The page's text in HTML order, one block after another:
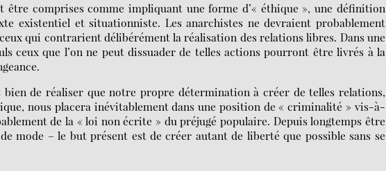
être comprises comme impliquant une forme d’« éthique », une définition
existentiel et situationniste. Les anarchistes ne devraient probablement
qui contrarient délibérément la réalisation des relations libres. Dans une
ceux que l’on ne peut dissuader de telles actions pourront être livrés à la
bien de réaliser que notre propre détermination à créer de telles relations,
nous placera inévitablement dans une position de « criminalité » vis-à-
de la « loi non écrite » du préjugé populaire. Depuis longtemps être
mode – le but présent est de créer autant de liberté que possible sans se